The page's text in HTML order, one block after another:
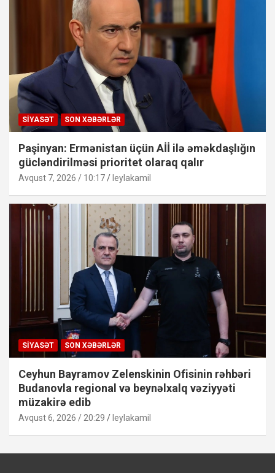
SIYASƏT SON XƏBƏRLƏR
Paşinyan: Ermənistan üçün Aİİ ilə əməkdaşlığın
gücləndirilməsi prioritet olaraq qalır
Avqust 7, 2026 / 10:17 leylakamil
SIYASƏT SON XƏBƏRLƏR
Ceyhun Bayramov Zelenskinin Ofisinin rəhbəri
Budanovla regional və beynəlxalq vəziyyəti
müzakirə edib
Avqust 6, 2026 / 20:29 leylakamil